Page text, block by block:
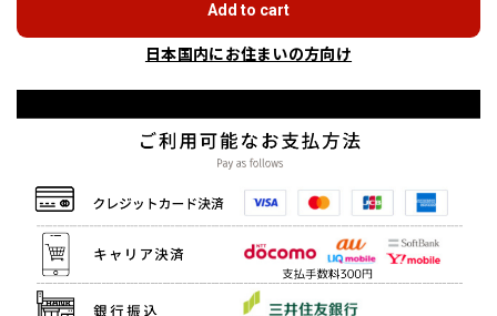
Add to cart
日本国内にお住まいの方向け